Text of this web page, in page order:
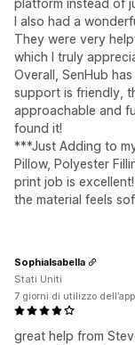
platform instead of
I also had a
They were very
which I truly
Overall, SenHub
support is friendly,
approachable and
found it!
***Just Adding to
Pillow, Polyester
print job is
the material feels
great help from
SophiaIsabella
Stati Uniti
7 giorni di utilizzo dell’app